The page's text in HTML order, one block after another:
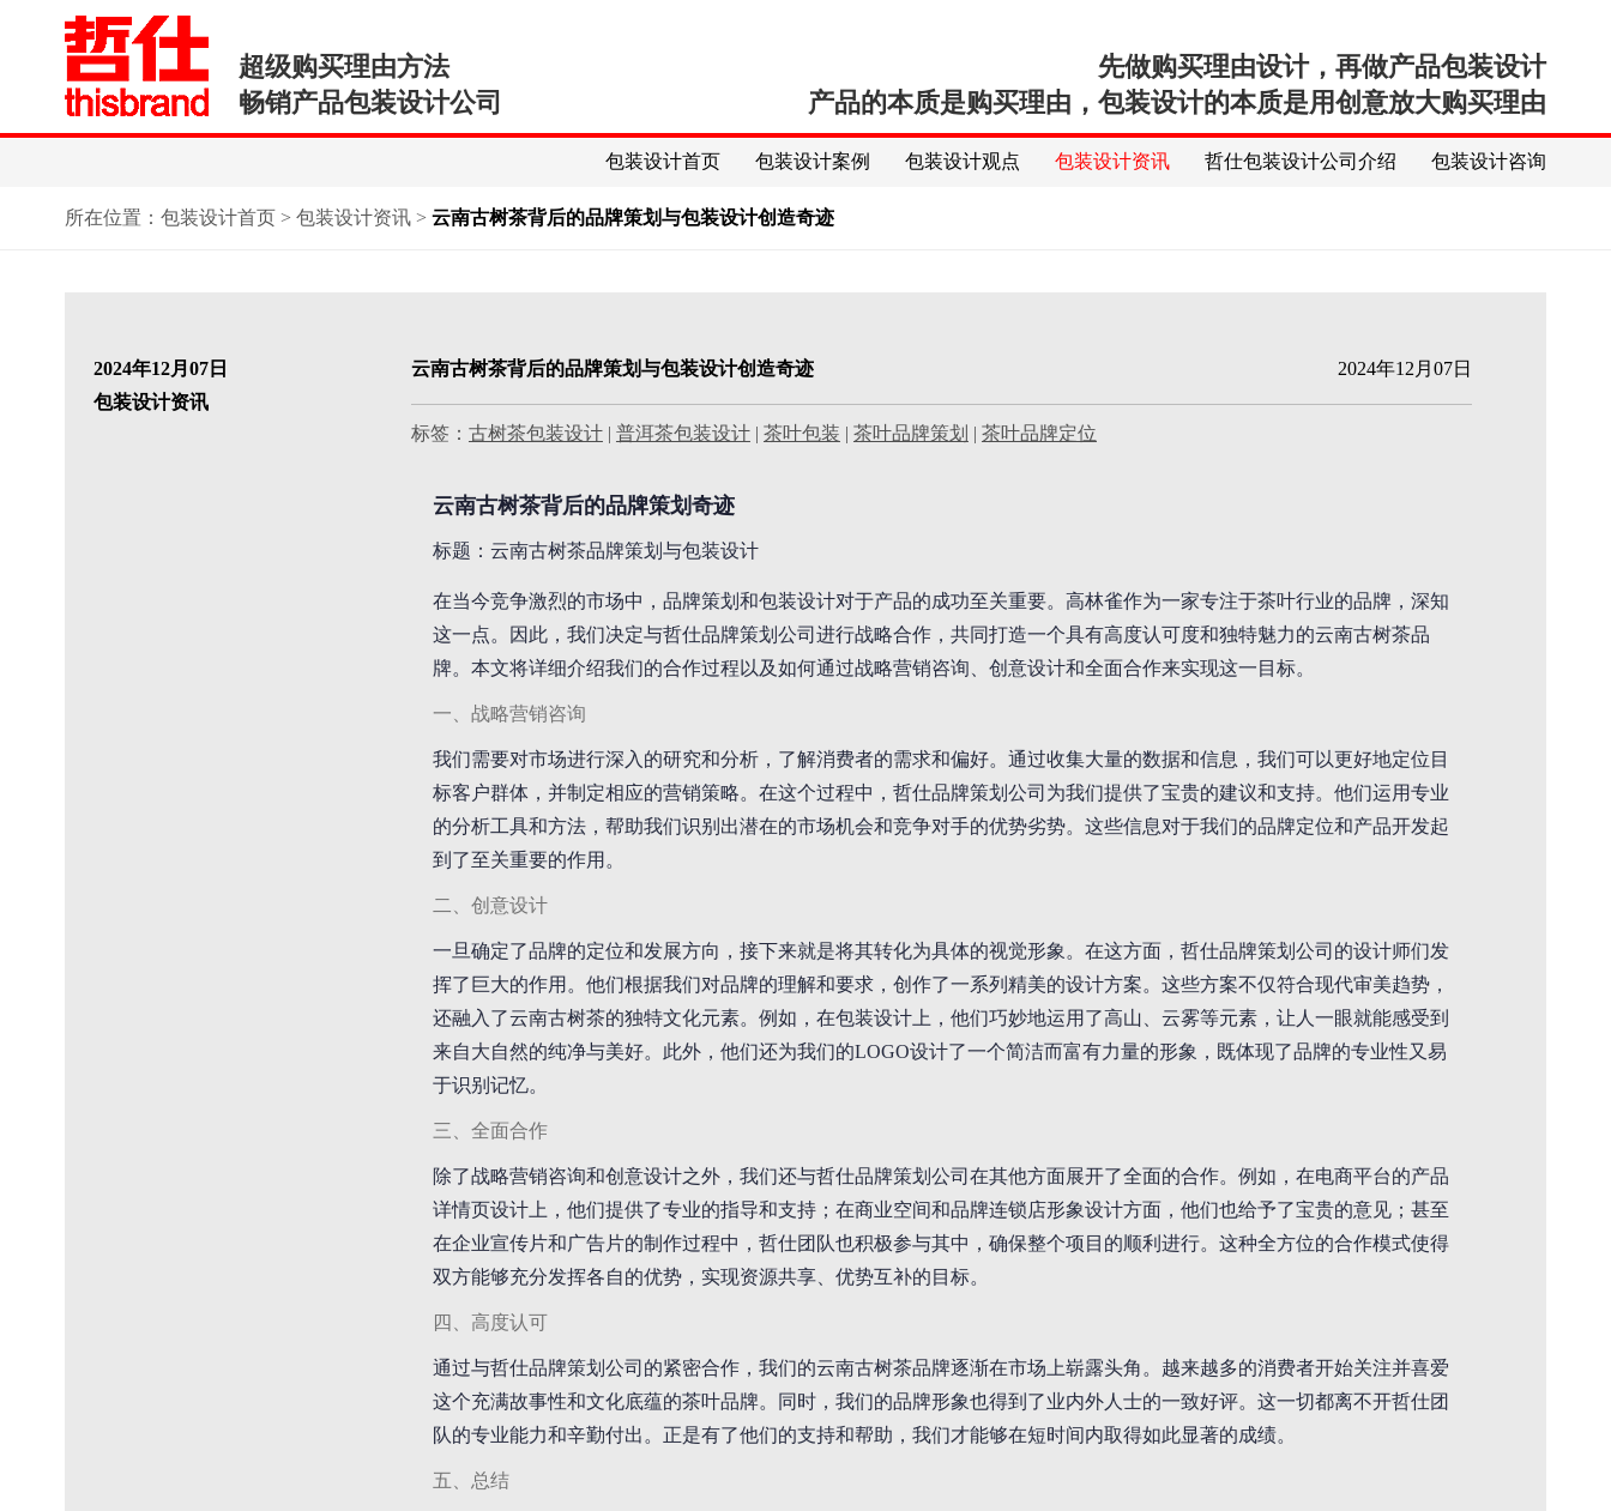
超级购买理由方法
畅销产品包装设计公司
先做购买理由设计，再做产品包装设计
产品的本质是购买理由，包装设计的本质是用创意放大购买理由
包装设计首页 包装设计案例 包装设计观点 包装设计资讯 哲仕包装设计公司介绍 包装设计咨询
所在位置： 包装设计首页> 包装设计资讯> ​云南古树茶背后的品牌策划与包装设计创造奇迹
2024年12月07日
包装设计资讯
​云南古树茶背后的品牌策划与包装设计创造奇迹 2024年12月07日
标签： 古树茶包装设计| 普洱茶包装设计| 茶叶包装 | 茶叶品牌策划 | 茶叶品牌定位
云南古树茶背后的品牌策划奇迹
标题：云南古树茶品牌策划与包装设计
在当今竞争激烈的市场中，品牌策划和包装设计对于产品的成功至关重要。高林雀作为一家专注于茶叶行业的品牌，深知
这一点。因此，我们决定与哲仕品牌策划公司进行战略合作，共同打造一个具有高度认可度和独特魅力的云南古树茶品
牌。本文将详细介绍我们的合作过程以及如何通过战略营销咨询、创意设计和全面合作来实现这一目标。
一、战略营销咨询
我们需要对市场进行深入的研究和分析，了解消费者的需求和偏好。通过收集大量的数据和信息，我们可以更好地定位目
标客户群体，并制定相应的营销策略。在这个过程中，哲仕品牌策划公司为我们提供了宝贵的建议和支持。他们运用专业
的分析工具和方法，帮助我们识别出潜在的市场机会和竞争对手的优势劣势。这些信息对于我们的品牌定位和产品开发起
到了至关重要的作用。
二、创意设计
一旦确定了品牌的定位和发展方向，接下来就是将其转化为具体的视觉形象。在这方面，哲仕品牌策划公司的设计师们发
挥了巨大的作用。他们根据我们对品牌的理解和要求，创作了一系列精美的设计方案。这些方案不仅符合现代审美趋势，
还融入了云南古树茶的独特文化元素。例如，在包装设计上，他们巧妙地运用了高山、云雾等元素，让人一眼就能感受到
来自大自然的纯净与美好。此外，他们还为我们的LOGO设计了一个简洁而富有力量的形象，既体现了品牌的专业性又易
于识别记忆。
三、全面合作
除了战略营销咨询和创意设计之外，我们还与哲仕品牌策划公司在其他方面展开了全面的合作。例如，在电商平台的产品
详情页设计上，他们提供了专业的指导和支持；在商业空间和品牌连锁店形象设计方面，他们也给予了宝贵的意见；甚至
在企业宣传片和广告片的制作过程中，哲仕团队也积极参与其中，确保整个项目的顺利进行。这种全方位的合作模式使得
双方能够充分发挥各自的优势，实现资源共享、优势互补的目标。
四、高度认可
通过与哲仕品牌策划公司的紧密合作，我们的云南古树茶品牌逐渐在市场上崭露头角。越来越多的消费者开始关注并喜爱
这个充满故事性和文化底蕴的茶叶品牌。同时，我们的品牌形象也得到了业内外人士的一致好评。这一切都离不开哲仕团
队的专业能力和辛勤付出。正是有了他们的支持和帮助，我们才能够在短时间内取得如此显著的成绩。
五、总结